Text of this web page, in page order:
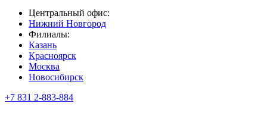
Центральный офис:
Нижний Новгород
Филиалы:
Казань
Красноярск
Москва
Новосибирск
+7 831 2-883-884